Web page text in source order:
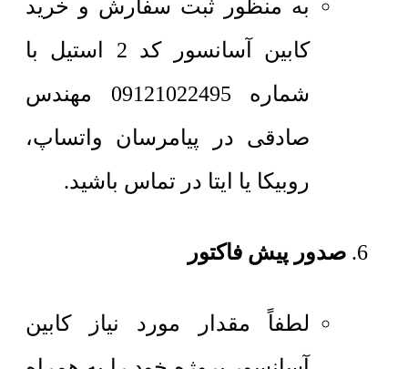
به منظور ثبت سفارش و خرید
کابین آسانسور کد 2 استیل با
شماره 09121022495 مهندس
صادقی در پیامرسان واتساپ،
روبیکا یا ایتا در تماس باشید.
صدور پیش فاکتور
لطفاً مقدار مورد نیاز کابین